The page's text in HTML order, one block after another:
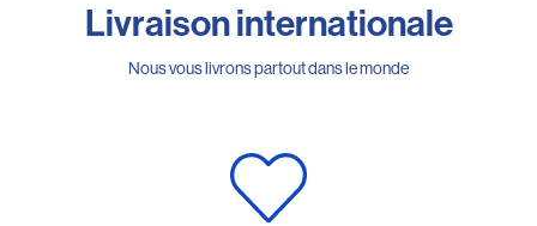
Livraison internationale
Nous vous livrons partout dans le monde